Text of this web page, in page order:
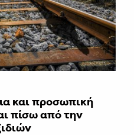
και προσωπική
πίσω από την